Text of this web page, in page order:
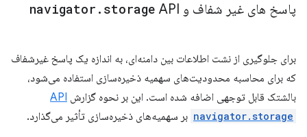
پاسخ های غیر شفاف و navigator . storage API
برای جلوگیری از نشت اطلاعات بین دامنه‌ای، به اندازه یک پاسخ غیرشفاف
که برای محاسبه محدودیت‌های سهمیه ذخیره‌سازی استفاده می‌شود،
بالشتک قابل توجهی اضافه شده است. این بر نحوه گزارش API
navigator.storage بر سهمیه‌های ذخیره‌سازی تأثیر می‌گذارد.